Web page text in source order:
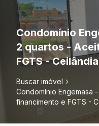
Condomínio
2 quartos -
FGTS - Ceilândia
Buscar imóvel
Condomínio Engemasa
financimento e FGTS -